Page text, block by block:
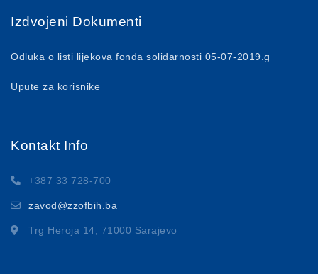
Izdvojeni Dokumenti
Odluka o listi lijekova fonda solidarnosti 05-07-2019.g
Upute za korisnike
Kontakt Info
+387 33 728-700
zavod@zzofbih.ba
Trg Heroja 14, 71000 Sarajevo